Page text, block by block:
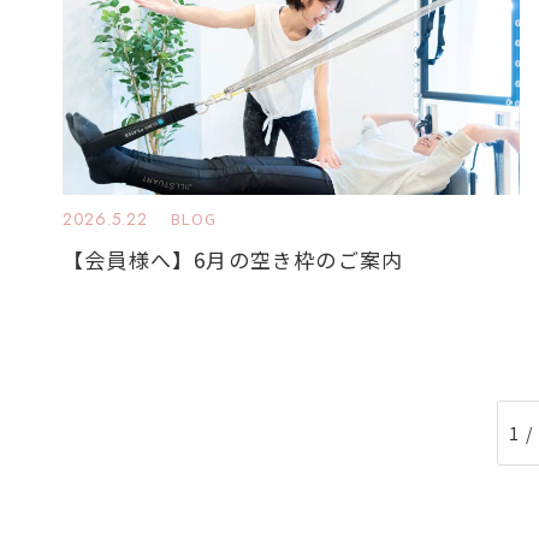
2026.5.22 BLOG
【会員様へ】6月の空き枠のご案内
1 /